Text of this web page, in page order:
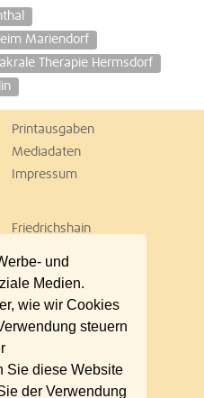
und
Medien.
wie wir Cookies
steuern
Sie diese Website
der Verwendung
Mariendorf
Therapie Hermsdorf
Printausgaben
Mediadaten
Impressum
Friedrichshain
Marzahn
Neukölln
Schöneberg
Steglitz